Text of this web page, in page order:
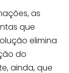
as
que
elimina
do
ainda, que